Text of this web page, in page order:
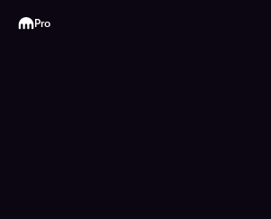
Kraken
Pro